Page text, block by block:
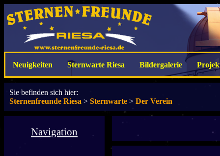
Neuigkeiten Sternwarte Riesa Bildergalerie
Sie befinden sich hier:
Sternenfreunde Riesa > Sternwarte > Der Verein
Navigation